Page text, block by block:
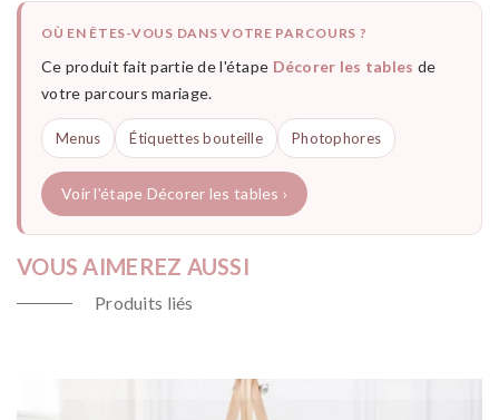
OÙ EN ÊTES-VOUS DANS VOTRE PARCOURS ?
Ce produit fait partie de l'étape Décorer les tables de
votre parcours mariage.
Menus Étiquettes bouteille Photophores
Voir l'étape Décorer les tables ›
VOUS AIMEREZ AUSSI
Produits liés